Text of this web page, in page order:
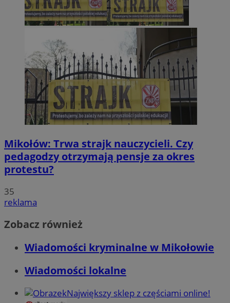
Mikołów: Trwa strajk nauczycieli. Czy
pedagodzy otrzymają pensje za okres
protestu?
35
reklama
Zobacz również
Wiadomości kryminalne w Mikołowie
Wiadomości lokalne
Największy sklep z częściami online!